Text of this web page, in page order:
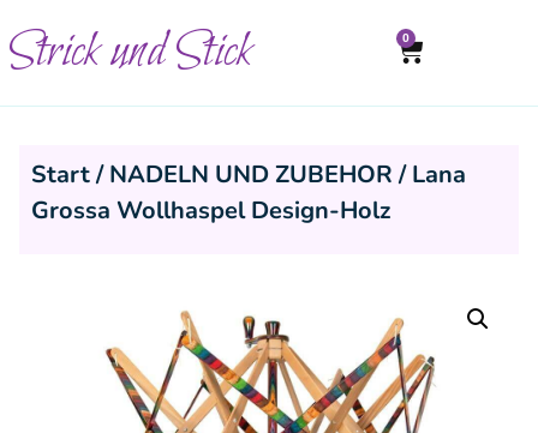
Strick und Stick 0
Start/NADELN UND ZUBEHOR/ Lana
Grossa Wollhaspel Design-Holz